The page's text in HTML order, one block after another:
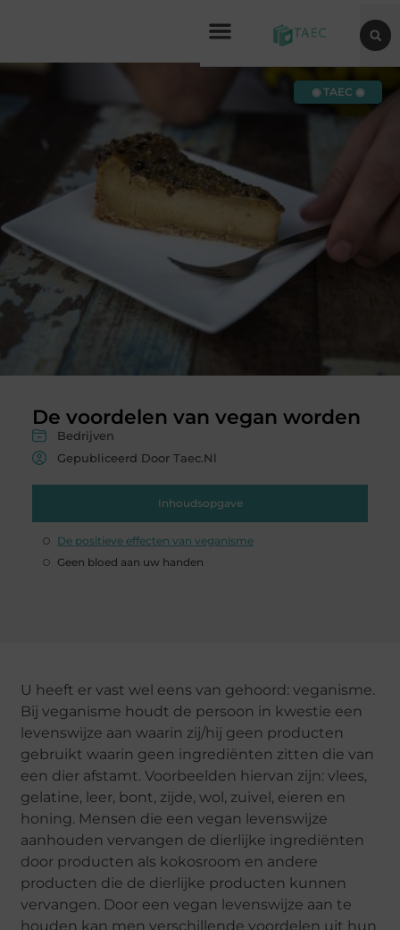
De voordelen van vegan worden
Bedrijven
Gepubliceerd Door Taec.nl
Inhoudsopgave
De positieve effecten van veganisme
Geen bloed aan uw handen
◉ TAEC ◉
U heeft er vast wel eens van gehoord: veganisme.
Bij veganisme houdt de persoon in kwestie een
levenswijze aan waarin zij/hij geen producten
gebruikt waarin geen ingrediënten zitten die van
een dier afstamt. Voorbeelden hiervan zijn: vlees,
gelatine, leer, bont, zijde, wol, zuivel, eieren en
honing. Mensen die een vegan levenswijze
aanhouden vervangen de dierlijke ingrediënten
door producten als kokosroom en andere
producten die de dierlijke producten kunnen
vervangen. Door een vegan levenswijze aan te
houden kan men verschillende voordelen uit hun